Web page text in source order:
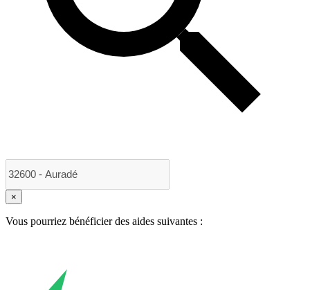
×
Vous pourriez bénéficier des aides suivantes :